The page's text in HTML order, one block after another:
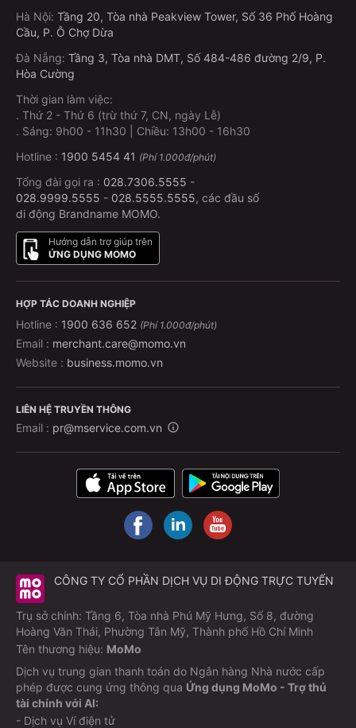
Hà Nội: Tầng 20, Tòa nhà Peakview Tower, Số 36 Phố Hoàng
Cầu, P. Ô Chợ Dừa
Đà Nẵng: Tầng 3, Tòa nhà DMT, Số 484-486 đường 2/9, P.
Hòa Cường
Thời gian làm việc:
. Thứ 2 - Thứ 6 (trừ thứ 7, CN, ngày Lễ)
. Sáng: 9h00 - 11h30 | Chiều: 13h00 - 16h30
Hotline : 1900 5454 41 (Phí 1.000đ/phút)
Tổng đài gọi ra : 028.7306.5555 -
028.9999.5555 - 028.5555.5555, các đầu số
di động Brandname MOMO.
Hướng dẫn trợ giúp trên
ỨNG DỤNG MOMO
HỢP TÁC DOANH NGHIỆP
Hotline : 1900 636 652 (Phí 1.000đ/phút)
Email : merchant.care@momo.vn
Website : business.momo.vn
LIÊN HỆ TRUYỀN THÔNG
Email : pr@mservice.com.vn
CÔNG TY CỔ PHẦN DỊCH VỤ DI ĐỘNG TRỰC TUYẾN
Trụ sở chính: Tầng 6, Tòa nhà Phú Mỹ Hưng, Số 8, đường
Hoàng Văn Thái, Phường Tân Mỹ, Thành phố Hồ Chí Minh
Tên thương hiệu: MoMo
Dịch vụ trung gian thanh toán do Ngân hàng Nhà nước cấp
phép được cung ứng thông qua Ứng dụng MoMo - Trợ thủ
tài chính với AI:
- Dịch vụ Ví điện tử